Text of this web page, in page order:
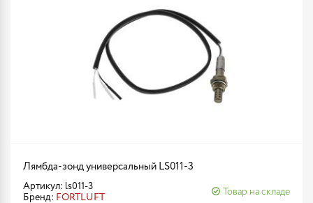
Лямбда-зонд универсальный LS011-3
Артикул: ls011-3
Бренд: FORTLUFT
Товар на складе